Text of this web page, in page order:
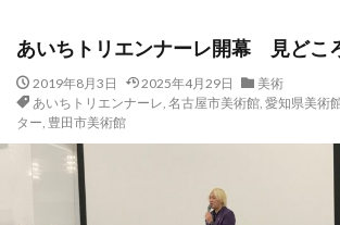
あいちトリエンナーレ開幕 見どこ
2019年8月3日 2025年4月29日
美術
あいちトリエンナーレ, 名古屋市美術館, 愛知県美術
ター, 豊田市美術館